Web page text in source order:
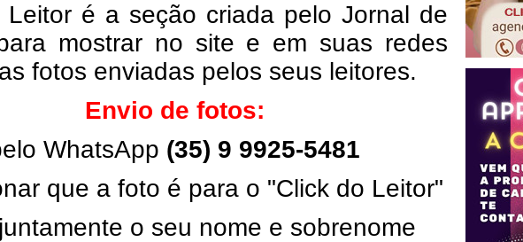
Leitor é a seção criada pelo Jornal de
mostrar no site e em suas redes
fotos enviadas pelos seus leitores.
Envio de fotos:
WhatsApp (35) 9 9925-5481
que a foto é para o "Click do Leitor"
o seu nome e sobrenome